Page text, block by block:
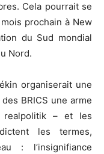
Cela pourrait se
prochain à New
du Sud mondial
Nord.
organiserait une
BRICS une arme
– et les
les termes,
: l’insignifiance